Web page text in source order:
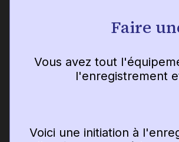
Faire
Vous avez tout
l'enregistrement
Voici une initiation à